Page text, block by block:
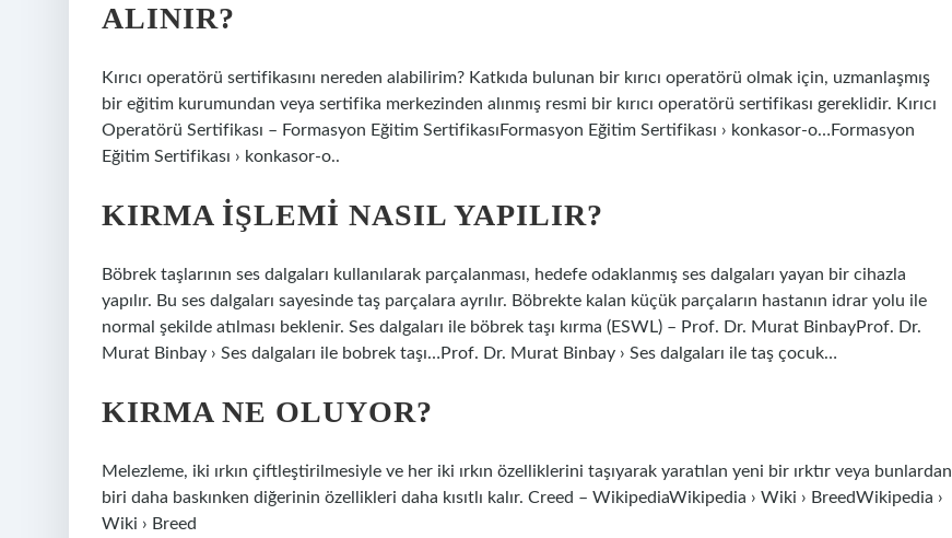
ALINIR?
Kırıcı operatörü sertifikasını nereden alabilirim? Katkıda bulunan bir kırıcı operatörü olmak için, uzmanlaşmış
bir eğitim kurumundan veya sertifika merkezinden alınmış resmi bir kırıcı operatörü sertifikası gereklidir. Kırıcı
Operatörü Sertifikası – Formasyon Eğitim SertifikasıFormasyon Eğitim Sertifikası › konkasor-o…Formasyon
Eğitim Sertifikası › konkasor-o..
KIRMA IŞLEMI NASIL YAPILIR?
Böbrek taşlarının ses dalgaları kullanılarak parçalanması, hedefe odaklanmış ses dalgaları yayan bir cihazla
yapılır. Bu ses dalgaları sayesinde taş parçalara ayrılır. Böbrekte kalan küçük parçaların hastanın idrar yolu ile
normal şekilde atılması beklenir. Ses dalgaları ile böbrek taşı kırma (ESWL) – Prof. Dr. Murat BinbayProf. Dr.
Murat Binbay › Ses dalgaları ile bobrek taşı…Prof. Dr. Murat Binbay › Ses dalgaları ile taş çocuk…
KIRMA NE OLUYOR?
Melezleme, iki ırkın çiftleştirilmesiyle ve her iki ırkın özelliklerini taşıyarak yaratılan yeni bir ırktır veya bunlardan
biri daha baskınken diğerinin özellikleri daha kısıtlı kalır. Creed – WikipediaWikipedia › Wiki › BreedWikipedia ›
Wiki › Breed